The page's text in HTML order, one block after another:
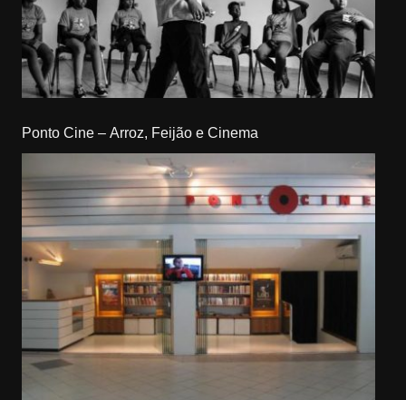
Ponto Cine – Arroz, Feijão e Cinema